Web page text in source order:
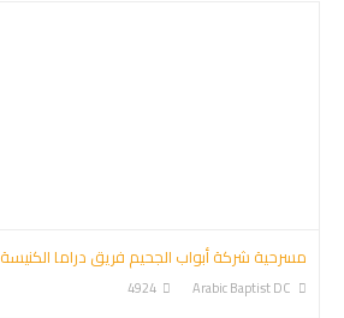
مسرحية شركة أبواب الجحيم فريق دراما الكنيسة
Arabic Baptist DC
4924